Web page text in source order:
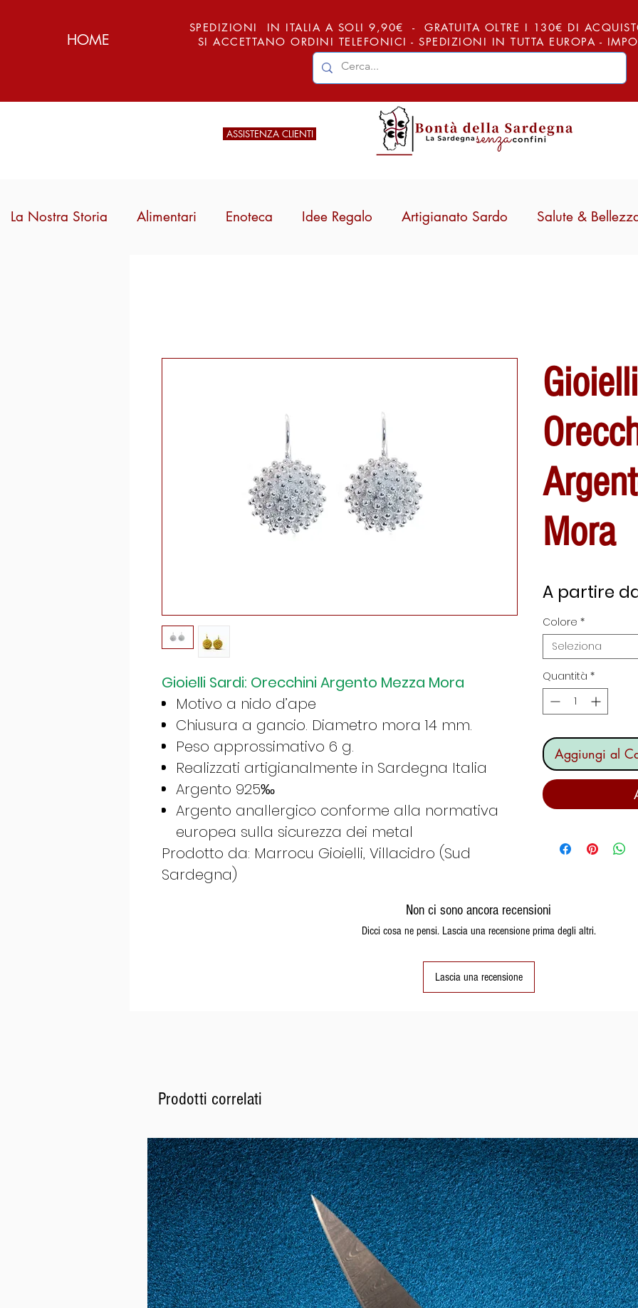
HOME
SPEDIZIONI IN ITALIA A SOLI 9,90€ - GRATUITA OLTRE I 130€ DI
SI ACCETTANO ORDINI TELEFONICI - SPEDIZIONI IN TUTTA EUROPA -
ASSISTENZA CLIENTI
La Nostra Storia Alimentari Enoteca Idee Regalo Artigianato Sardo Salute &
Gioielli Sardi: Orecchini Argento Mezza Mora
Motivo a nido d’ape
Chiusura a gancio. Diametro mora 14 mm.
Peso approssimativo 6 g.
Realizzati artigianalmente in Sardegna Italia
Argento 925‰
Argento anallergico conforme alla normativa
europea sulla sicurezza dei metal
Prodotto da: Marrocu Gioielli, Villacidro (Sud
Sardegna)
Mora
A partire
Colore *
Seleziona
Quantità *
Aggiungi al
Non ci sono ancora recensioni
Dicci cosa ne pensi. Lascia una recensione prima degli altri.
Lascia una recensione
Prodotti correlati